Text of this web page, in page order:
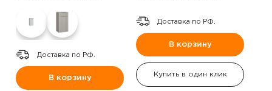
Доставка по РФ.
В корзину
Доставка по РФ.
В корзину
Купить в один клик